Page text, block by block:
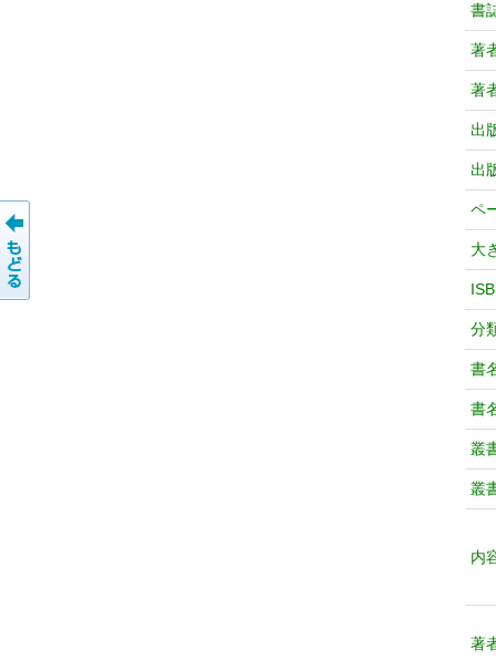
書
著
著
出
出
ペ
大
分
書
書
叢
叢
内
著